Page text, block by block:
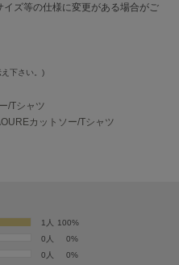
ズ等の仕様に変更がある場合がご
下さい。)
/Tシャツ
カットソー/Tシャツ
1人
100%
0人
0%
0人
0%